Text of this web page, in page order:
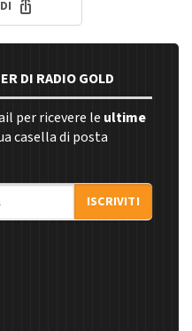
DI RADIO GOLD
per ricevere le ultime
casella di posta
ISCRIVITI